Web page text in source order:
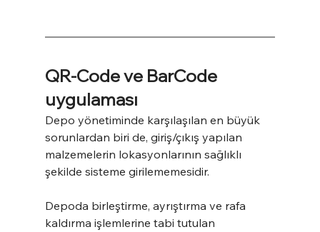
QR-Code ve BarCode
uygulaması
Depo yönetiminde karşılaşılan en büyük
sorunlardan biri de, giriş/çıkış yapılan
malzemelerin lokasyonlarının sağlıklı
şekilde sisteme girilememesidir.
Depoda birleştirme, ayrıştırma ve rafa
kaldırma işlemlerine tabi tutulan